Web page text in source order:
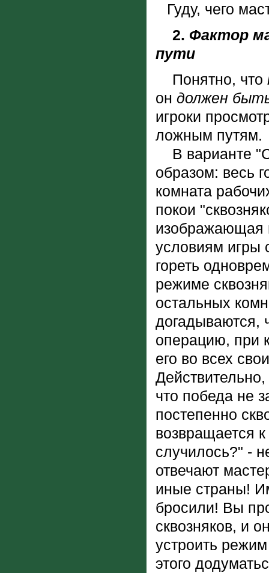
Гуду, чего
2. Фактор
пути
Понятно, что
он должен
игроки
ложным путям.
В варианте
образом: весь
комната
покои
изображающая
условиям игры
гореть
режиме
остальных
догадываются,
операцию, при
его во всех
что победа не
постепенно
возвращается
случилось?" -
отвечают
иные страны!
бросили! Вы
сквозняков, и
устроить
этого